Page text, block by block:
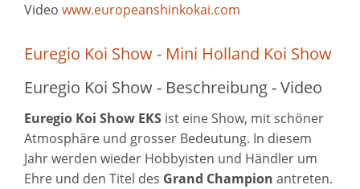
Video www.europeanshinkokai.com
Euregio Koi Show - Mini Holland Koi Show
Euregio Koi Show - Beschreibung - Video
Euregio Koi Show EKS ist eine Show, mit schöner
Atmosphäre und grosser Bedeutung. In diesem
Jahr werden wieder Hobbyisten und Händler um
Ehre und den Titel des Grand Champion antreten.